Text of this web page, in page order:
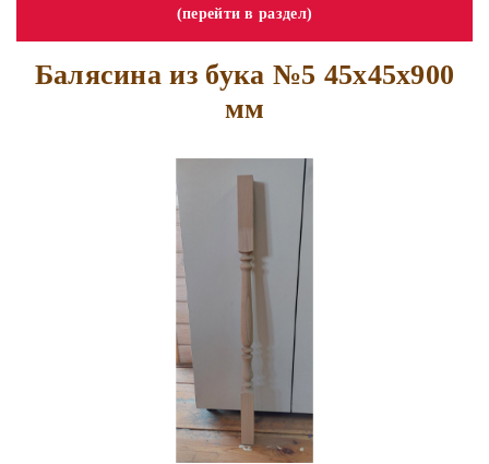
(перейти в раздел)
Балясина из бука №5 45x45x900
мм